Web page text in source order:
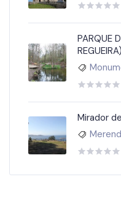
PARQUE
REGUEIRA)
Mirador